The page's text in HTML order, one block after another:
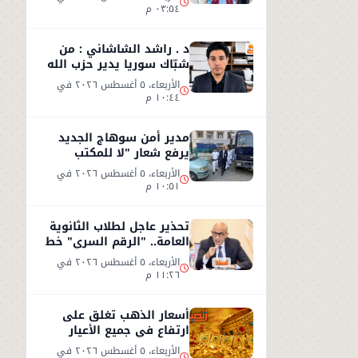
٠٣:٥٤ م
د . راشد الشاشاني : من
شبّاك سوريا يدير حزب الله
وجهه نحو السعوديّة الأربعاء، ٥ أغسطس ٢٠٢٦ في
١٠:٤٤ م
مدير أمن سوهاج الجديد
يرفع شعار "لا للمكتب
المكيف" الأربعاء، ٥ أغسطس ٢٠٢٦ في
١٠:٥١ م
تحذير عاجل لطلاب الثانوية
العامة.. "الرقم السري" خط
أحمر الأربعاء، ٥ أغسطس ٢٠٢٦ في
١١:٢٦ م
أسعار الذهب تغلق على
ارتفاع في جميع الأعيار
الأربعاء، ٥ أغسطس ٢٠٢٦ في